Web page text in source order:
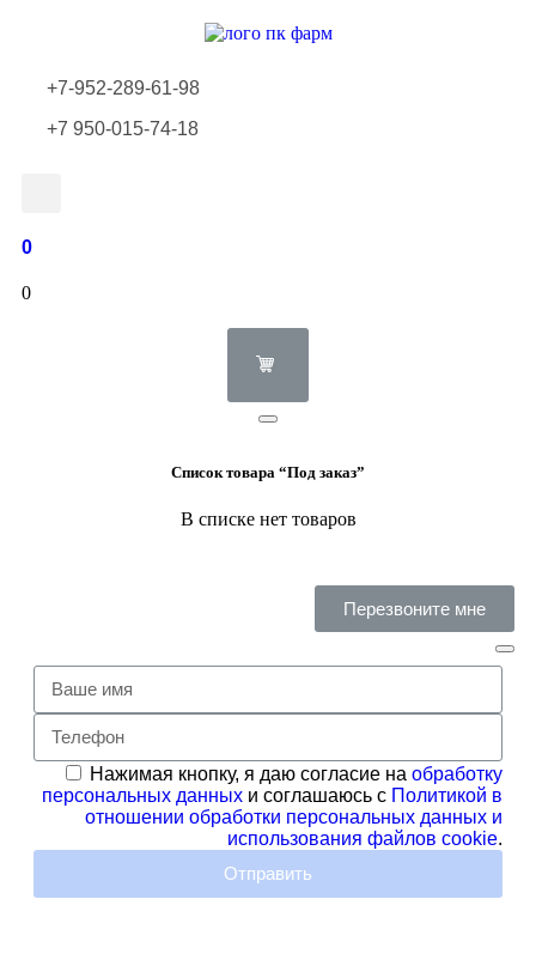
+7-952-289-61-98
+7 950-015-74-18
0
0
Список товара “Под заказ”
В списке нет товаров
Перезвоните мне
Нажимая кнопку, я даю согласие на обработку
персональных данных и соглашаюсь с Политикой в
отношении обработки персональных данных и
использования файлов cookie.
Отправить